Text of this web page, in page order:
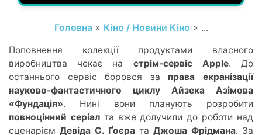
Головна» Кіно / Новини Кіно » ...
Поповнення колекції продуктами власного
виробництва чекає на стрім-сервіс Apple. До
останнього сервіс боровся за права екранізації
науково-фантастичного циклу Айзека Азімова
«Фундація». Нині вони планують розробити
повноцінний серіалта вже долучили до роботи над
сценарієм Девіда С. Ґоєра та Джоша Фрідмана. За